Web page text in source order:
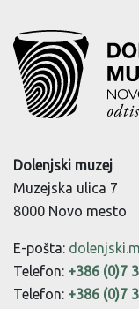
Dolenjski muzej
Muzejska ulica 7
8000 Novo mesto
E-pošta:
Telefon: +386 (0)7
Telefon: +386 (0)7